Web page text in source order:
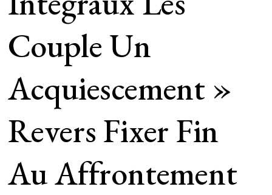
Couple Un
Acquiescement »
Revers Fixer Fin
Au Affrontement